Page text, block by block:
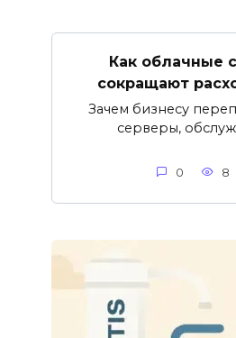
Как облачные
сокращают
Зачем бизнесу
серверы,
0 8